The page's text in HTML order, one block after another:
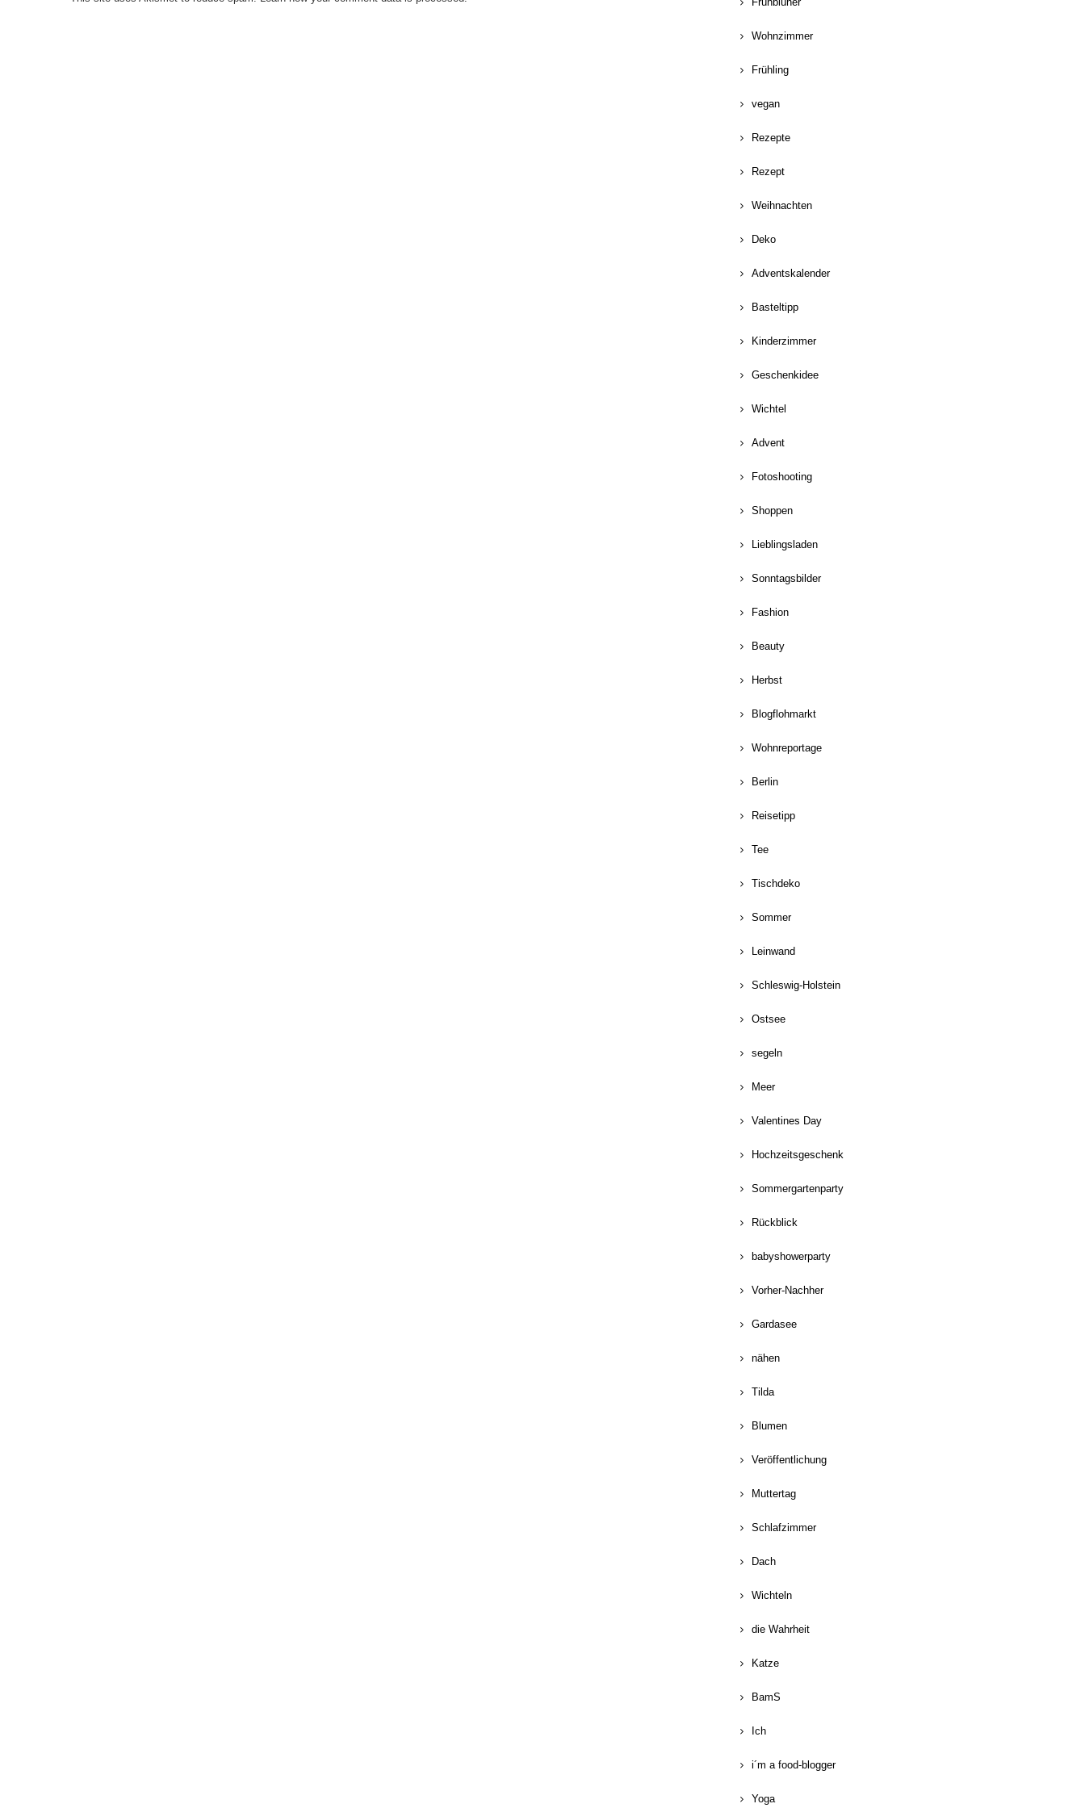
Wohnzimmer
Frühling
vegan
Rezepte
Rezept
Weihnachten
Deko
Adventskalender
Basteltipp
Kinderzimmer
Geschenkidee
Wichtel
Advent
Fotoshooting
Shoppen
Lieblingsladen
Sonntagsbilder
Fashion
Beauty
Herbst
Blogflohmarkt
Wohnreportage
Berlin
Reisetipp
Tee
Tischdeko
Sommer
Leinwand
Schleswig-Holstein
Ostsee
segeln
Meer
Valentines Day
Hochzeitsgeschenk
Sommergartenparty
Rückblick
babyshowerparty
Vorher-Nachher
Gardasee
nähen
Tilda
Blumen
Veröffentlichung
Muttertag
Schlafzimmer
Dach
Wichteln
die Wahrheit
Katze
BamS
Ich
i´m a food-blogger
Yoga